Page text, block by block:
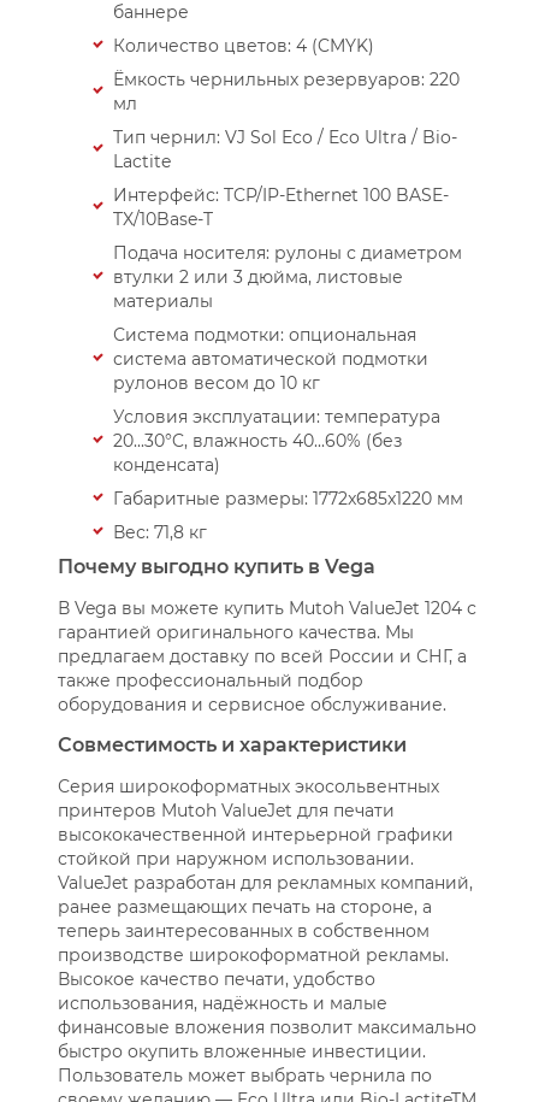
баннере
Количество цветов: 4 (CMYK)
Ёмкость чернильных резервуаров: 220
мл
Тип чернил: VJ Sol Eco / Eco Ultra / Bio-
Lactite
Интерфейс: TCP/IP-Ethernet 100 BASE-
TX/10Base-T
Подача носителя: рулоны с диаметром
втулки 2 или 3 дюйма, листовые
материалы
Система подмотки: опциональная
система автоматической подмотки
рулонов весом до 10 кг
Условия эксплуатации: температура
20...30°C, влажность 40...60% (без
конденсата)
Габаритные размеры: 1772x685x1220 мм
Вес: 71,8 кг
Почему выгодно купить в Vega
В Vega вы можете купить Mutoh ValueJet 1204 с
гарантией оригинального качества. Мы
предлагаем доставку по всей России и СНГ, а
также профессиональный подбор
оборудования и сервисное обслуживание.
Совместимость и характеристики
Серия широкоформатных экосольвентных
принтеров Mutoh ValueJet для печати
высококачественной интерьерной графики
стойкой при наружном использовании.
ValueJet разработан для рекламных компаний,
ранее размещающих печать на стороне, а
теперь заинтересованных в собственном
производстве широкоформатной рекламы.
Высокое качество печати, удобство
использования, надёжность и малые
финансовые вложения позволит максимально
быстро окупить вложенные инвестиции.
Пользователь может выбрать чернила по